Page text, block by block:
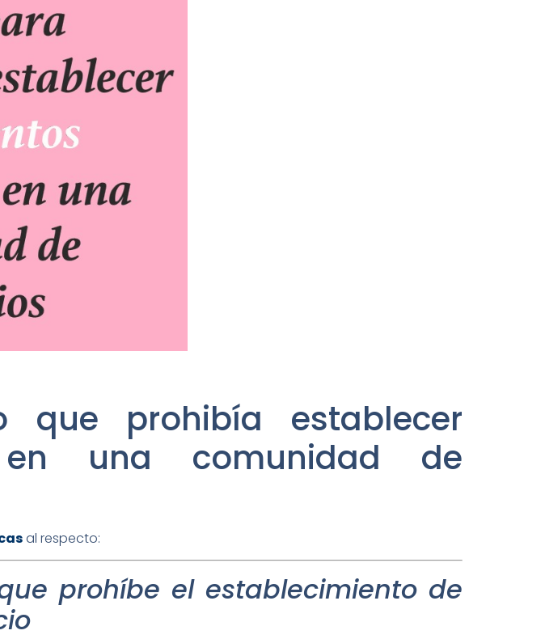
que prohibía establecer
en una comunidad de
al respecto:
prohíbe el establecimiento de